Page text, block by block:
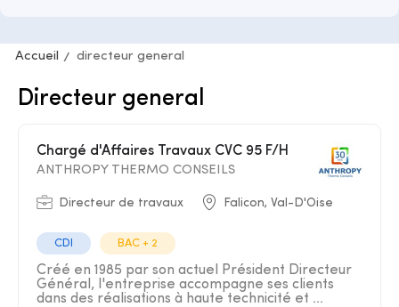
Accueil directeur general
Directeur general
Chargé d'Affaires Travaux CVC 95 F/H
ANTHROPY THERMO CONSEILS
Directeur de travaux Falicon, Val-D'Oise
CDI BAC + 2
Créé en 1985 par son actuel Président Directeur
Général, l'entreprise accompagne ses clients
dans des réalisations à haute technicité et ...